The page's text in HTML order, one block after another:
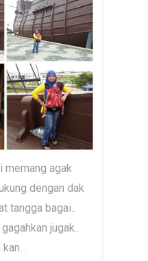
memang agak
dengan dak
tangga bagai..
jugak..